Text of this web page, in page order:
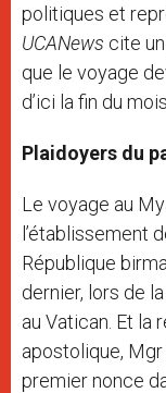
politiques et
UCANews cite
que le voyage
d’ici la fin du
Plaidoyers du
Le voyage au
l’établissement
République
dernier, lors de
au Vatican. Et la
apostolique,
premier nonce